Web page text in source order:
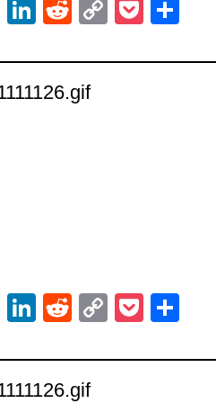
EmailLinkedIn
RedditCopyPocket
EmailLinkedIn
RedditCopyPocket